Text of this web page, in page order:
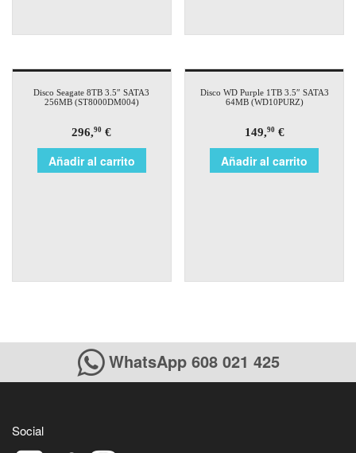
Disco Seagate 8TB 3.5″ SATA3
256MB (ST8000DM004)
296,90 €
Añadir al carrito
Disco WD Purple 1TB 3.5″ SATA3
64MB (WD10PURZ)
149,90€
Añadir al carrito
WhatsApp 608 021 425
Social